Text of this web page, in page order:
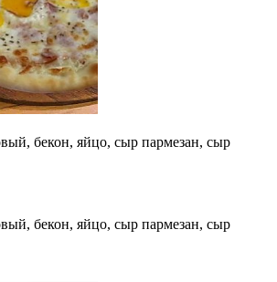
бекон, яйцо, сыр пармезан, сыр
бекон, яйцо, сыр пармезан, сыр